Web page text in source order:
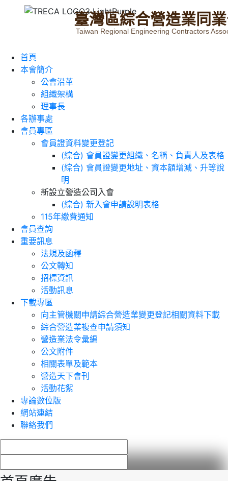
臺灣區綜合營造業同業
Taiwan Regional Engineering Contractors
首頁
本會簡介
公會沿革
組織架構
理事長
各辦事處
會員專區
會員證資料變更登記
(綜合) 會員證變更組織、名稱、負責人及表格
(綜合) 會員證變更地址、資本額增減、升等說
明
新設立營造公司入會
(綜合) 新入會申請說明表格
115年繳費通知
會員查詢
重要訊息
法規及函釋
公文轉知
招標資訊
活動訊息
下載專區
向主管機關申請綜合營造業變更登記相關資料下載
綜合營造業複查申請須知
營造業法令彙編
公文附件
相關表單及範本
營造天下會刊
活動花絮
專論數位版
網站連結
聯絡我們